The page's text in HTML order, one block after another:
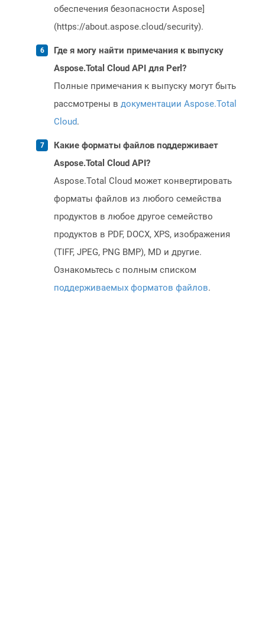
обеспечения безопасности Aspose]
(https://about.aspose.cloud/security).
Где я могу найти примечания к выпуску
Aspose.Total Cloud API для Perl?
Полные примечания к выпуску могут быть
рассмотрены в документации Aspose.Total
Cloud.
Какие форматы файлов поддерживает
Aspose.Total Cloud API?
Aspose.Total Cloud может конвертировать
форматы файлов из любого семейства
продуктов в любое другое семейство
продуктов в PDF, DOCX, XPS, изображения
(TIFF, JPEG, PNG BMP), MD и другие.
Ознакомьтесь с полным списком
поддерживаемых форматов файлов.